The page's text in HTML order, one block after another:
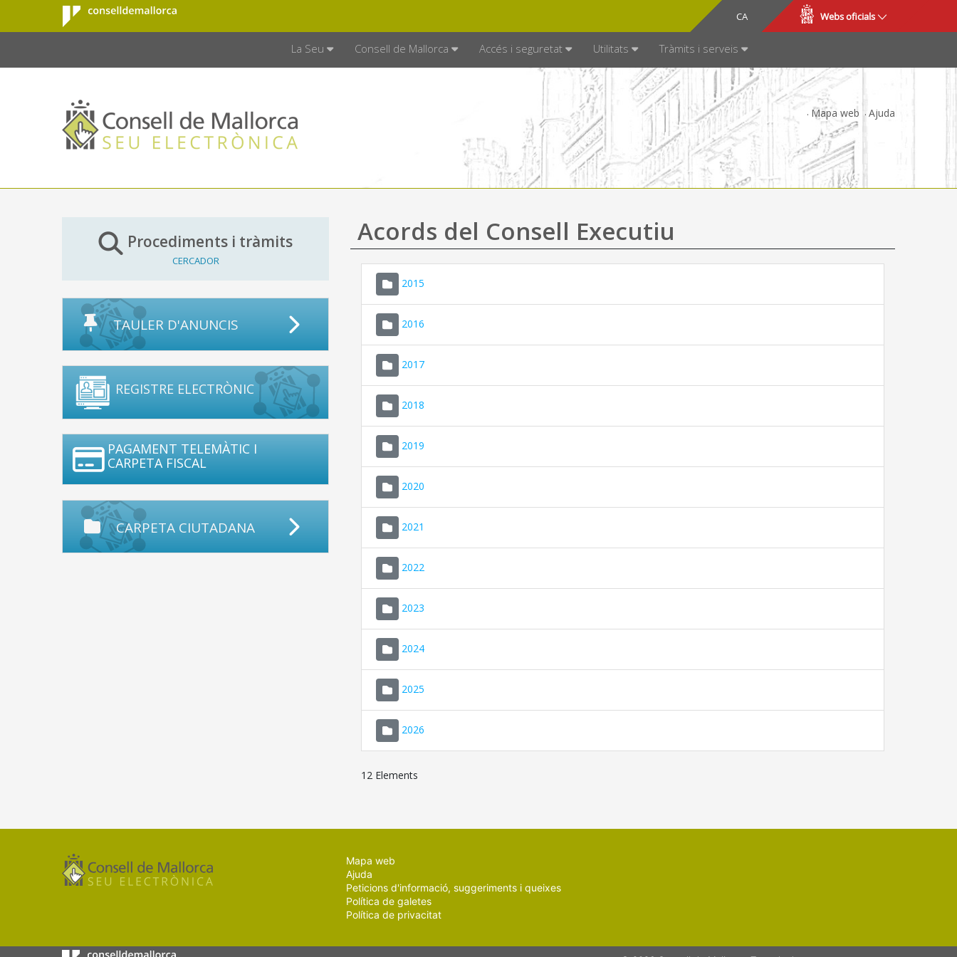
Salta al contingut principal
Consell de
Mallorca
CA
ES Webs oficials
La Seu Consell de Mallorca Accés i seguretat Utilitats Tràmits i serveis
Mapa web Ajuda
Procediments i tràmits
CERCADOR
TAULER D'ANUNCIS
REGISTRE ELECTRÒNIC
PAGAMENT TELEMÀTIC I
CARPETA FISCAL
CARPETA CIUTADANA
Acords del Consell Executiu
2015
2016
2017
2018
2019
2020
2021
2022
2023
2024
2025
2026
12 Elements
Mapa web
Ajuda
Peticions d'informació, suggeriments i queixes
Política de galetes
Política de privacitat